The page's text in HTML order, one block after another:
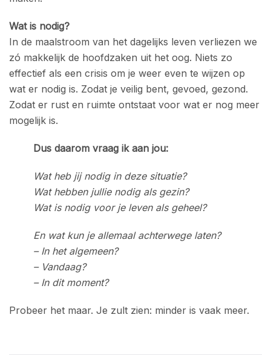
Wat is nodig?
In de maalstroom van het dagelijks leven verliezen we
zó makkelijk de hoofdzaken uit het oog. Niets zo
effectief als een crisis om je weer even te wijzen op
wat er nodig is. Zodat je veilig bent, gevoed, gezond.
Zodat er rust en ruimte ontstaat voor wat er nog meer
mogelijk is.
Dus daarom vraag ik aan jou:
Wat heb jij nodig in deze situatie?
Wat hebben jullie nodig als gezin?
Wat is nodig voor je leven als geheel?
En wat kun je allemaal achterwege laten?
– In het algemeen?
– Vandaag?
– In dit moment?
Probeer het maar. Je zult zien: minder is vaak meer.